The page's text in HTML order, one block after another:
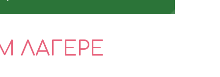
ЛАГЕРЕ